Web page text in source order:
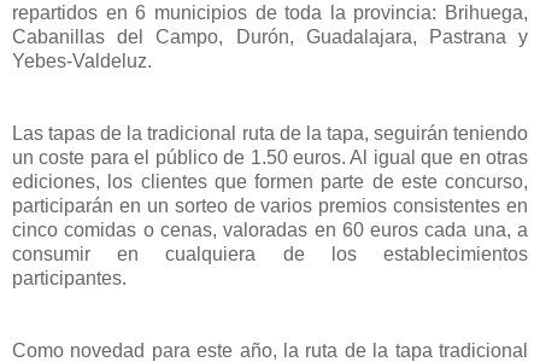
repartidos en 6 municipios de toda la provincia: Brihuega,
Cabanillas del Campo, Durón, Guadalajara, Pastrana y
Yebes-Valdeluz.
Las tapas de la tradicional ruta de la tapa, seguirán teniendo
un coste para el público de 1.50 euros. Al igual que en otras
ediciones, los clientes que formen parte de este concurso,
participarán en un sorteo de varios premios consistentes en
cinco comidas o cenas, valoradas en 60 euros cada una, a
consumir en cualquiera de los establecimientos
participantes.
Como novedad para este año, la ruta de la tapa tradicional